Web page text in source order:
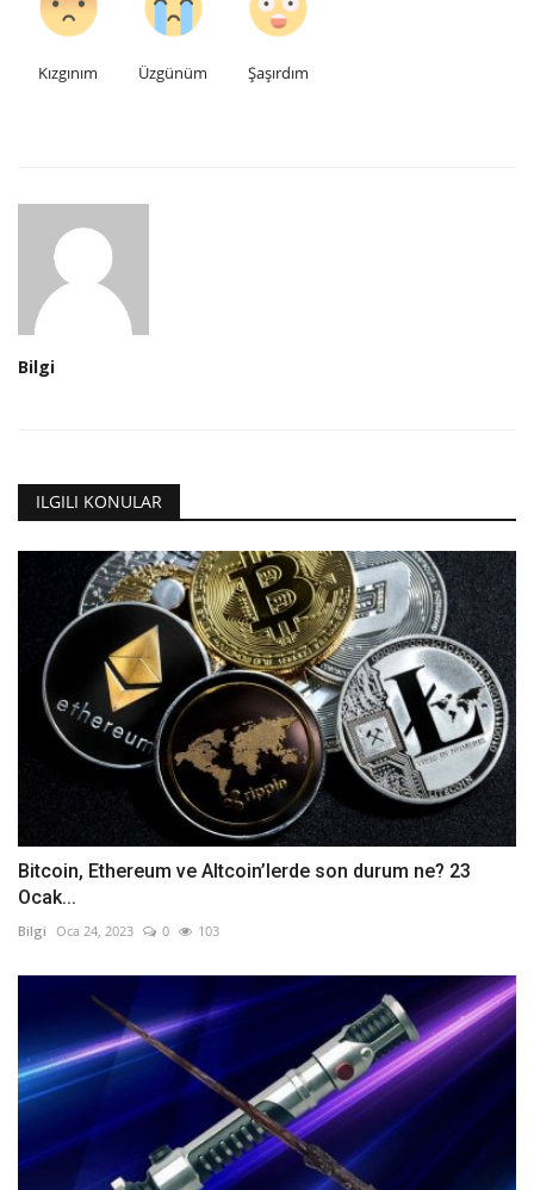
Kızgınım Üzgünüm Şaşırdım
Bilgi
ILGILI KONULAR
Bitcoin, Ethereum ve Altcoin’lerde son durum ne? 23
Ocak...
Bilgi Oca 24, 2023 0 103